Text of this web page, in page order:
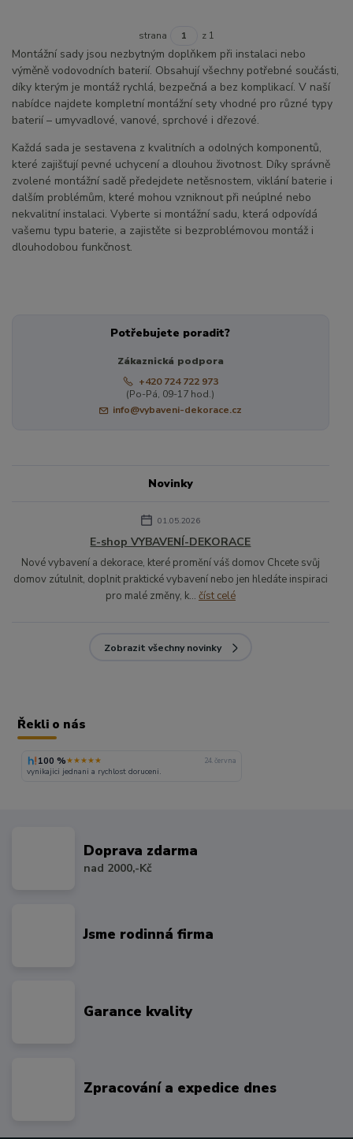
strana z 1
Montážní sady jsou nezbytným doplňkem při instalaci nebo
výměně vodovodních baterií. Obsahují všechny potřebné součásti,
díky kterým je montáž rychlá, bezpečná a bez komplikací. V naší
nabídce najdete kompletní montážní sety vhodné pro různé typy
baterií – umyvadlové, vanové, sprchové i dřezové.
Každá sada je sestavena z kvalitních a odolných komponentů,
které zajišťují pevné uchycení a dlouhou životnost. Díky správně
zvolené montážní sadě předejdete netěsnostem, viklání baterie i
dalším problémům, které mohou vzniknout při neúplné nebo
nekvalitní instalaci. Vyberte si montážní sadu, která odpovídá
vašemu typu baterie, a zajistěte si bezproblémovou montáž i
dlouhodobou funkčnost.
Potřebujete poradit?
Zákaznická podpora
+420 724 722 973
(Po-Pá, 09-17 hod.)
info@vybaveni-dekorace.cz
Novinky
01.05.2026
E-shop VYBAVENÍ-DEKORACE
Nové vybavení a dekorace, které promění váš domov Chcete svůj
domov zútulnit, doplnit praktické vybavení nebo jen hledáte inspiraci
pro malé změny, k... číst celé
Zobrazit všechny novinky
Řekli o nás
100 %★★★★★ 24. června
vynikajici jednani a rychlost doruceni.
Doprava zdarma
nad 2000,-Kč
Jsme rodinná firma
Garance kvality
Zpracování a expedice dnes